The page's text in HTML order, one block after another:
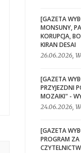
[GAZETA
MONSUNY,
KORUPCJA,
KIRAN DESAI
26.06.2026,
[GAZETA
PRZYJEZDNI
MOZAIKI" -
24.06.2026,
[GAZETA
PROGRAM